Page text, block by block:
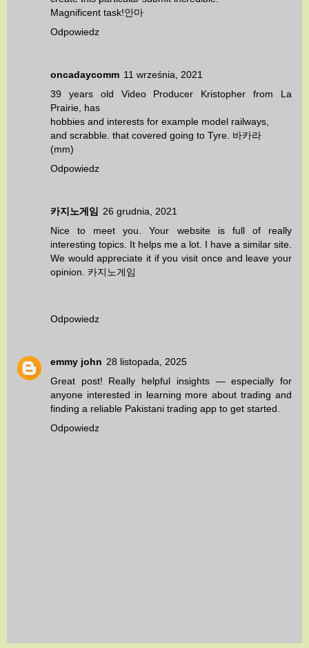
Magnificent task!안마
Odpowiedz
oncadaycomm 11 września, 2021
39 years old Video Producer Kristopher from La
Prairie, has
hobbies and interests for example model railways,
and scrabble. that covered going to Tyre. 바카라
(mm)
Odpowiedz
카지노게임 26 grudnia, 2021
Nice to meet you. Your website is full of really
interesting topics. It helps me a lot. I have a similar site.
We would appreciate it if you visit once and leave your
opinion. 카지노게임
Odpowiedz
emmy john 28 listopada, 2025
Great post! Really helpful insights — especially for
anyone interested in learning more about trading and
finding a reliable Pakistani trading app to get started.
Odpowiedz